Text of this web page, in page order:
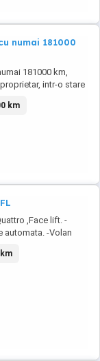
numai 181000
181000 km,
intr-o stare
benzina, 1998
cd cu magazie
cu urmatoarele
2. incalzire ...
km
,Face lift. -
automata. -Volan
parcare. -Jante aliaj
vară. Se mai oferă
incalzite și
-Cotiera ...